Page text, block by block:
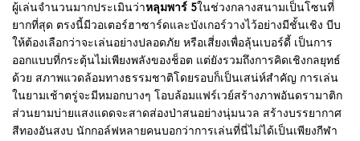
ผู้เล่นจำนวนมากประเมินว่าหลุมพาร์ 5ในช่วงกลางสนามเป็นโซนที่
ยากที่สุด ตรงนี้มีวอเตอร์ฮาซาร์ดและบังเกอร์วางไว้อย่างมีชั้นเชิง บีบ
ให้ต้องเลือกว่าจะเล่นอย่างปลอดภัย หรือเสี่ยงเพื่อลุ้นเบอร์ดี้ เป็นการ
ออกแบบที่กระตุ้นไม่เพียงพลังของช็อต แต่ยังรวมถึงการคิดเชิงกลยุทธ์
ด้วย สภาพแวดล้อมทางธรรมชาติโดยรอบก็เป็นเสน่ห์สำคัญ การเล่น
ในยามเช้าตรู่จะมีหมอกบางๆ โอบล้อมแฟร์เวย์สร้างภาพอันดรามาติก
ส่วนยามบ่ายแสงแดดจะสาดส่องป่าสนอย่างนุ่มนวล สร้างบรรยากาศ
สีทองอันสงบ นักกอล์ฟหลายคนบอกว่าการเล่นที่นี่ไม่ได้เป็นเพียงกีฬา